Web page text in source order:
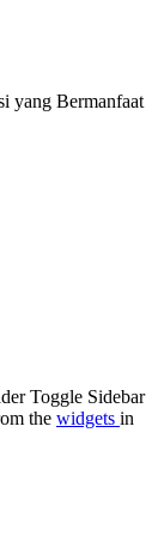
yang Bermanfaat
Toggle Sidebar
the widgets in